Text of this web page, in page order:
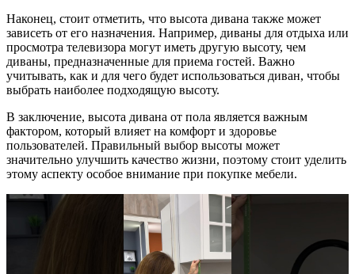
Наконец, стоит отметить, что высота дивана также может
зависеть от его назначения. Например, диваны для отдыха или
просмотра телевизора могут иметь другую высоту, чем
диваны, предназначенные для приема гостей. Важно
учитывать, как и для чего будет использоваться диван, чтобы
выбрать наиболее подходящую высоту.
В заключение, высота дивана от пола является важным
фактором, который влияет на комфорт и здоровье
пользователей. Правильный выбор высоты может
значительно улучшить качество жизни, поэтому стоит уделить
этому аспекту особое внимание при покупке мебели.